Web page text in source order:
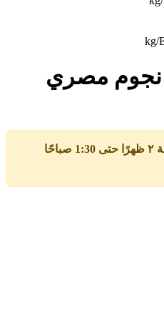
/kg
مصري
الطلبات متاحة يوميًا من الساعة ٢ ظهرًا حتى 1:30 صباحًا